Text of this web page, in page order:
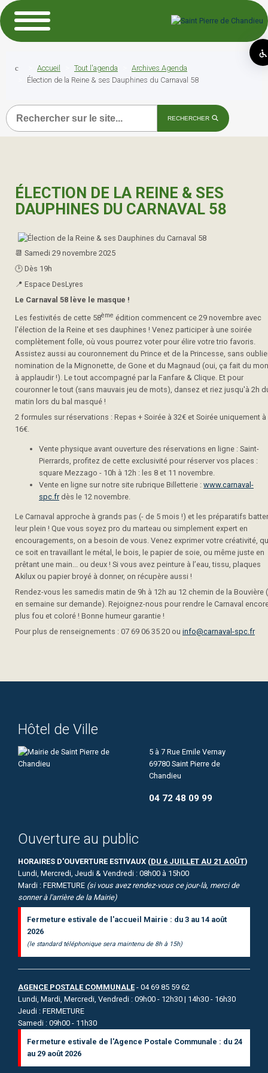
Accueil Tout l'agenda
Archives Agenda
Élection de la Reine & ses Dauphines du Carnaval 58
Recherche
RECHERCHER
ÉLECTION DE LA REINE & SES
DAUPHINES DU CARNAVAL 58
📆​ Samedi 29 novembre 2025
🕑​ Dès 19h
📍 Espace DesLyres
Le Carnaval 58 lève le masque !
Les festivités de cette 58ème édition commencent ce 29 novembre avec
l'élection de la Reine et ses dauphines ! Venez participer à une soirée
complètement folle, où vous pourrez voter pour élire votre trio favoris.
Assistez aussi au couronnement du Prince et de la Princesse, sans
nomination de la Mignonette, de Gone et du Magnaud (oui, ça fait du
à applaudir !). Le tout accompagné par la Fanfare & Clique. Et pour
couronner le tout (sans mauvais jeu de mots), dansez et riez jusqu'à 2h
matin lors du bal masqué !
2 formules sur réservations : Repas + Soirée à 32€ et Soirée uniquement à
16€.
Vente physique avant ouverture des réservations en ligne : Saint-
Pierrards, profitez de cette exclusivité pour réserver vos places :
square Mezzago - 10h à 12h : les 8 et 11 novembre.
Vente en ligne sur notre site rubrique Billetterie : www.carnaval-
spc.frdès le 12 novembre.
Le Carnaval approche à grands pas (- de 5 mois !) et les préparatifs
leur plein ! Que vous soyez pro du marteau ou simplement expert en
encouragements, on a besoin de vous. Venez exprimer votre créativité,
ce soit en travaillant le métal, le bois, le papier de soie, ou même juste en
prêtant une main... ou deux ! Si vous avez peinture à l’eau, tissu, plaques
Akilux ou papier broyé à donner, on récupère aussi !
Rendez-vous les samedis matin de 9h à 12h au 12 chemin de la Bouvière
en semaine sur demande). Rejoignez-nous pour rendre le Carnaval
plus fou et coloré ! Bonne humeur garantie !
Pour plus de renseignements : 07 69 06 35 20 ou info@carnaval-spc.fr
Hôtel de Ville
5 à 7 Rue Emile Vernay
69780 Saint Pierre de
Chandieu
04 72 48 09 99
Ouverture au public
HORAIRES D'OUVERTURE ESTIVAUX (DU 6 JUILLET AU 21 AOÛT)
Lundi, Mercredi, Jeudi & Vendredi : 08h00 à 15h00
Mardi : FERMETURE (si vous avez rendez-vous ce jour-là, merci de
sonner à l'arrière de la Mairie)
Fermeture estivale de l'accueil Mairie : du 3 au 14 août
2026
(le standard téléphonique sera maintenu de 8h à 15h)
AGENCE POSTALE COMMUNALE - 04 69 85 59 62
Lundi, Mardi, Mercredi, Vendredi : 09h00 - 12h30 | 14h30 - 16h30
Jeudi : FERMETURE
Samedi : 09h00 - 11h30
Fermeture estivale de l'Agence Postale Communale : du 24
au 29 août 2026